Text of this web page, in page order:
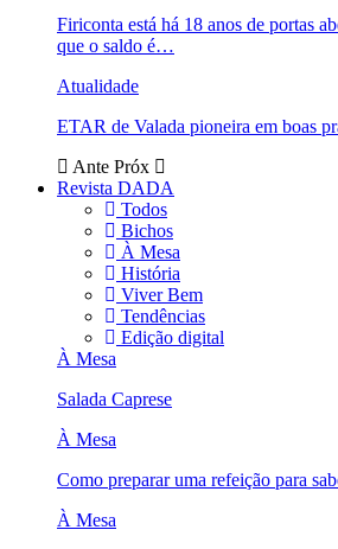
Firiconta está há 18 anos de portas
que o saldo é…
Atualidade
ETAR de Valada pioneira em boas
Ante Próx
Revista DADA
Todos
Bichos
À Mesa
História
Viver Bem
Tendências
Edição digital
À Mesa
Salada Caprese
À Mesa
Como preparar uma refeição para
À Mesa